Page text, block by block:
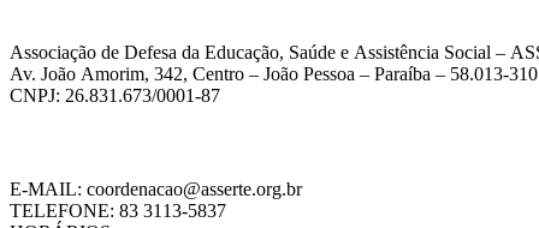
Associação de Defesa da Educação, Saúde e Assistência Social –
Av. João Amorim, 342, Centro – João Pessoa – Paraíba – 58.013-310
CNPJ: 26.831.673/0001-87
E-MAIL: coordenacao@asserte.org.br
TELEFONE: 83 3113-5837